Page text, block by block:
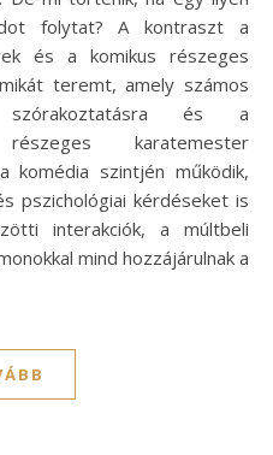
folytat? A kontraszt a
és a komikus részeges
teremt, amely számos
és a
karatemester
komédia szintjén működik,
pszichológiai kérdéseket is
interakciók, a múltbeli
mind hozzájárulnak a